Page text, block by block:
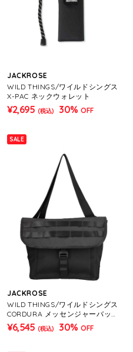
JACKROSE
WILD THINGS/ワイルドシングス
X-PAC ネックウォレット
¥2,695 (税込) 30% OFF
SALE
JACKROSE
WILD THINGS/ワイルドシングス
CORDURA メッセンジャーバッグ
S 5L
¥6,545 (税込) 30% OFF